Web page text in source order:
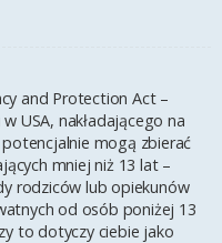
and Protection Act –
USA, nakładającego na
mogą zbierać
mniej niż 13 lat –
rodziców lub opiekunów
od osób poniżej 13
to dotyczy ciebie jako